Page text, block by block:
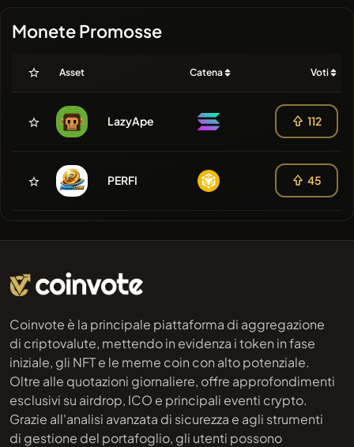
Monete Promosse
Asset Catena Voti
LazyApe 112
PERFI 45
Coinvote è la principale piattaforma di aggregazione
di criptovalute, mettendo in evidenza i token in fase
iniziale, gli NFT e le meme coin con alto potenziale.
Oltre alle quotazioni giornaliere, offre approfondimenti
esclusivi su airdrop, ICO e principali eventi crypto.
Grazie all'analisi avanzata di sicurezza e agli strumenti
di gestione del portafoglio, gli utenti possono